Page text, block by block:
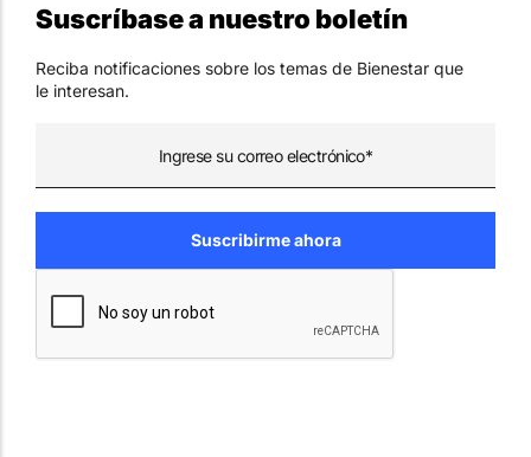
Suscríbase a nuestro boletín
Reciba notificaciones sobre los temas de Bienestar que
le interesan.